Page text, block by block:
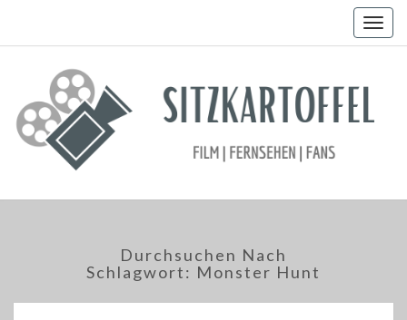
Durchsuchen Nach
Schlagwort: Monster Hunt